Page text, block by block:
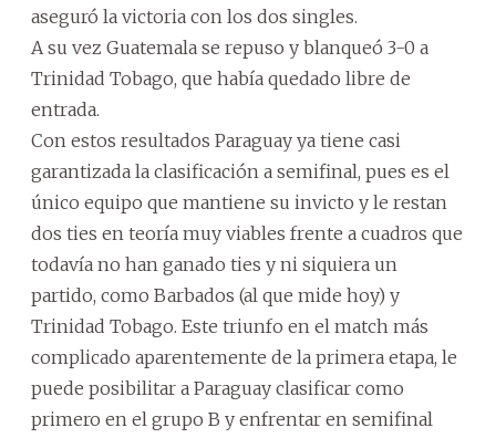
aseguró la victoria con los dos singles.
A su vez Guatemala se repuso y blanqueó 3-0 a
Trinidad Tobago, que había quedado libre de
entrada.
Con estos resultados Paraguay ya tiene casi
garantizada la clasificación a semifinal, pues es el
único equipo que mantiene su invicto y le restan
dos ties en teoría muy viables frente a cuadros que
todavía no han ganado ties y ni siquiera un
partido, como Barbados (al que mide hoy) y
Trinidad Tobago. Este triunfo en el match más
complicado aparentemente de la primera etapa, le
puede posibilitar a Paraguay clasificar como
primero en el grupo B y enfrentar en semifinal